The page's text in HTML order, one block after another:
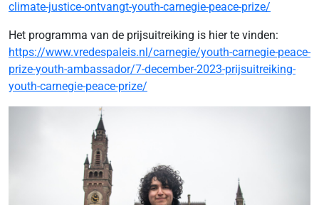
climate-justice-ontvangt-youth-carnegie-peace-prize/
Het programma van de prijsuitreiking is hier te vinden:
https://www.vredespaleis.nl/carnegie/youth-carnegie-peace-
prize-youth-ambassador/7-december-2023-prijsuitreiking-
youth-carnegie-peace-prize/